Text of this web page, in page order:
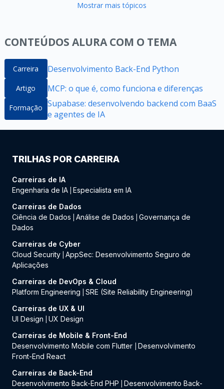
Mostrar mais tópicos
CONTEÚDOS ALURA COM O TEMA
Carreira Desenvolvimento Back-End Python
Artigo MCP: o que é, como funciona e diferenças
Formação Supabase: desenvolvendo backend com BaaS
e agentes de IA
TRILHAS POR CARREIRA
Carreiras de IA
Engenharia de IA Especialista em IA
Carreiras de Dados
Ciência de Dados
Análise de Dados
Governança de
Dados
Carreiras de Cyber
Cloud Security AppSec: Desenvolvimento Seguro de
Aplicações
Carreiras de DevOps & Cloud
Platform Engineering
SRE (Site Reliability Engineering)
Carreiras de UX & UI
UI Design
UX Design
Carreiras de Mobile & Front-End
Desenvolvimento Mobile com Flutter
Desenvolvimento
Front-End React
Carreiras de Back-End
Desenvolvimento Back-End PHP
Desenvolvimento Back-